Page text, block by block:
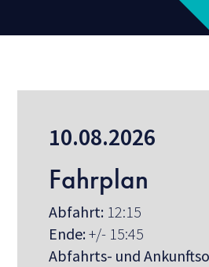
10.08.2026
Fahrplan
Abfahrt: 12:15
Ende:+/- 15:45
Abfahrts- und